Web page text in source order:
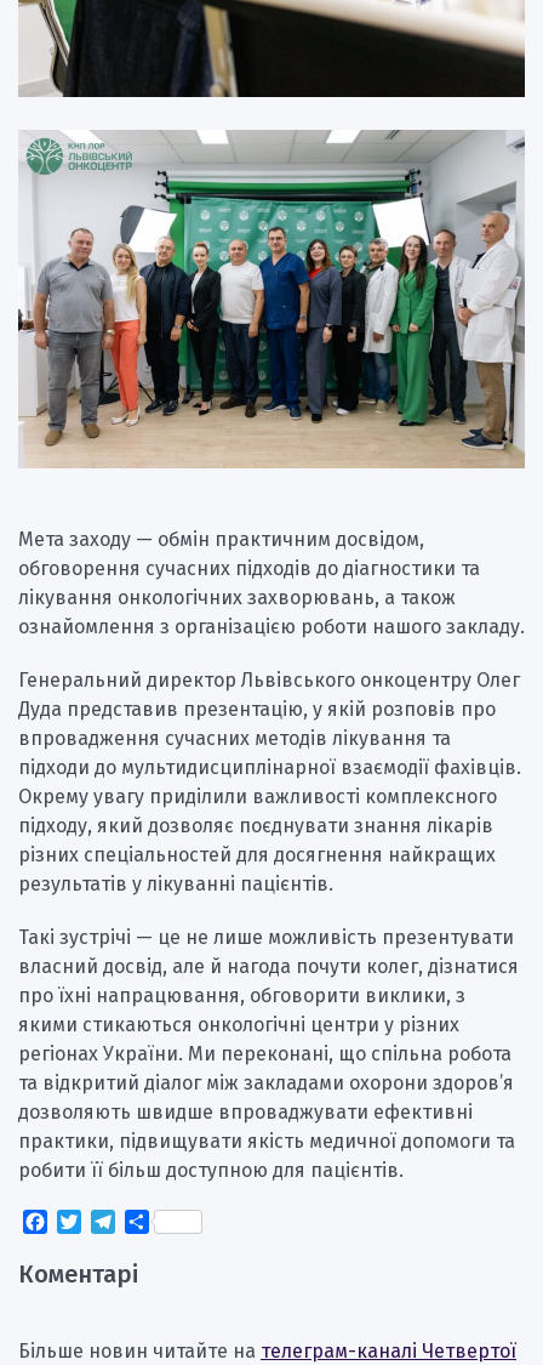
Мета заходу — обмін практичним досвідом,
обговорення сучасних підходів до діагностики та
лікування онкологічних захворювань, а також
ознайомлення з організацією роботи нашого закладу.
Генеральний директор Львівського онкоцентру Олег
Дуда представив презентацію, у якій розповів про
впровадження сучасних методів лікування та
підходи до мультидисциплінарної взаємодії фахівців.
Окрему увагу приділили важливості комплексного
підходу, який дозволяє поєднувати знання лікарів
різних спеціальностей для досягнення найкращих
результатів у лікуванні пацієнтів.
Такі зустрічі — це не лише можливість презентувати
власний досвід, але й нагода почути колег, дізнатися
про їхні напрацювання, обговорити виклики, з
якими стикаються онкологічні центри у різних
регіонах України. Ми переконані, що спільна робота
та відкритий діалог між закладами охорони здоров’я
дозволяють швидше впроваджувати ефективні
практики, підвищувати якість медичної допомоги та
робити її більш доступною для пацієнтів.
Facebook
TwitterTelegram
Поділитися
Коментарі
Більше новин читайте на телеграм-каналі Четвертої